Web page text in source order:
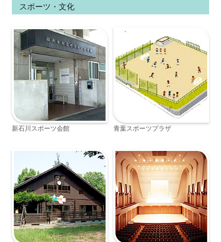
スポーツ・文化
新石川スポーツ会館 青葉スポーツプラザ